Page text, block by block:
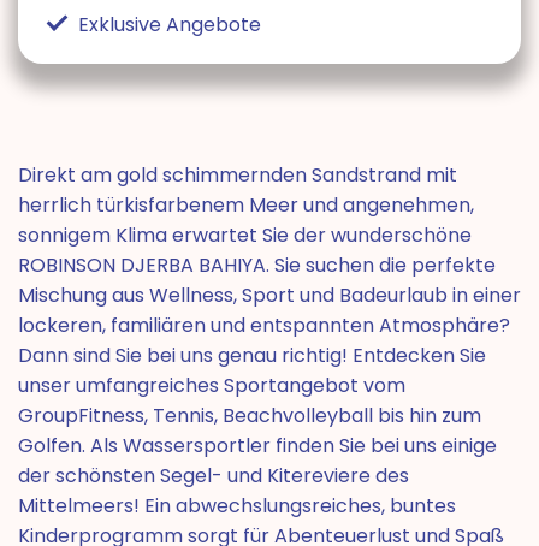
Exklusive Angebote
Direkt am gold schimmernden Sandstrand mit
herrlich türkisfarbenem Meer und angenehmen,
sonnigem Klima erwartet Sie der wunderschöne
ROBINSON DJERBA BAHIYA. Sie suchen die perfekte
Mischung aus Wellness, Sport und Badeurlaub in einer
lockeren, familiären und entspannten Atmosphäre?
Dann sind Sie bei uns genau richtig! Entdecken Sie
unser umfangreiches Sportangebot vom
GroupFitness, Tennis, Beachvolleyball bis hin zum
Golfen. Als Wassersportler finden Sie bei uns einige
der schönsten Segel- und Kitereviere des
Mittelmeers! Ein abwechslungsreiches, buntes
Kinderprogramm sorgt für Abenteuerlust und Spaß